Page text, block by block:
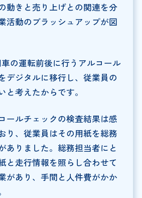
動きと売り上げとの関連を分
活動のブラッシュアップが図
の運転前後に行うアルコール
デジタルに移行し、従業員の
と考えたからです。
ールチェックの検査結果は感
り、従業員はその用紙を総務
ありました。総務担当者にと
と走行情報を照らし合わせて
があり、手間と人件費がかか